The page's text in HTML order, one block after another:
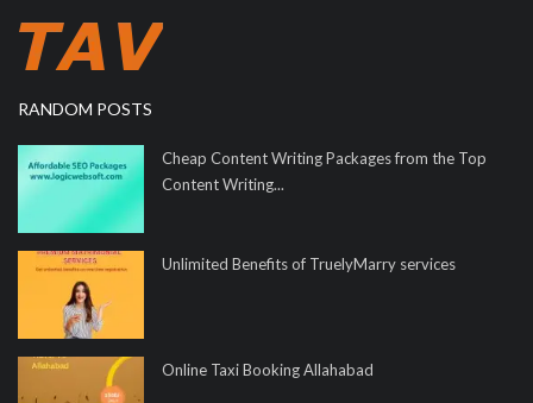
RANDOM POSTS
Cheap Content Writing Packages from the Top
Content Writing...
Unlimited Benefits of TruelyMarry services
Online Taxi Booking Allahabad